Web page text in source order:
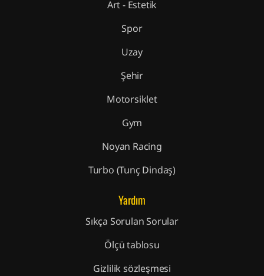
Art - Estetik
Spor
Uzay
Şehir
Motorsiklet
Gym
Noyan Racing
Turbo (Tunç Dindaş)
Yardım
Sıkça Sorulan Sorular
Ölçü tablosu
Gizlilik sözleşmesi